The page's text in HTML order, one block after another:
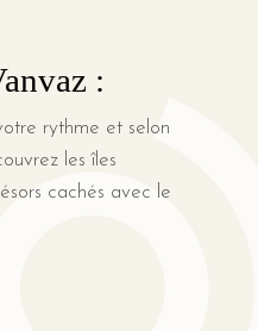
:
rythme et selon
les îles
cachés avec le